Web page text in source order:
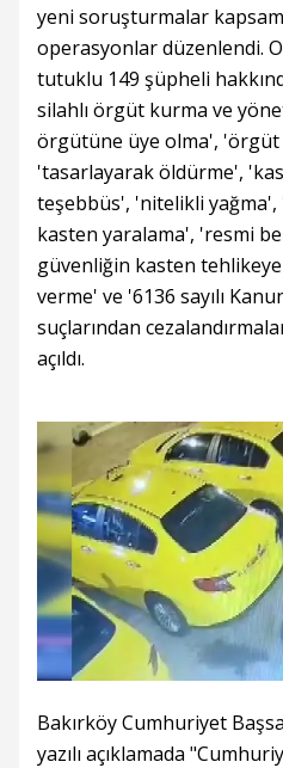
yeni soruşturmalar
operasyonlar düzenlendi.
tutuklu 149 şüpheli
silahlı örgüt kurma ve
örgütüne üye olma', 'örgüt
'tasarlayarak öldürme',
teşebbüs', 'nitelikli
kasten yaralama', 'resmi
güvenliğin kasten
verme' ve '6136 sayılı
suçlarından
açıldı.
Bakırköy Cumhuriyet
yazılı açıklamada